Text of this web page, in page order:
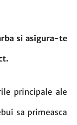
si asigura-te
principale ale
sa primeasca